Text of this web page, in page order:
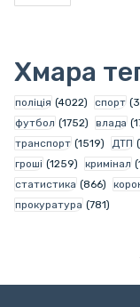
Хмара
поліція (4022) спорт
футбол (1752) влада
транспорт (1519) ДТП
гроші (1259) кримінал
статистика (866)
прокуратура (781)